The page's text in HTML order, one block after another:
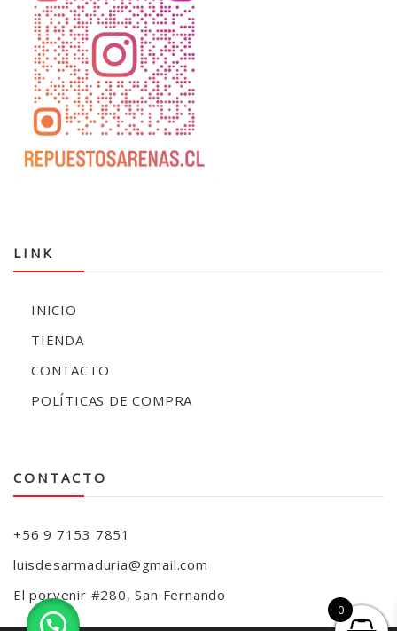
LINK
INICIO
TIENDA
CONTACTO
POLÍTICAS DE COMPRA
CONTACTO
+56 9 7153 7851
luisdesarmaduria@gmail.com
El porvenir #280, San Fernando
0